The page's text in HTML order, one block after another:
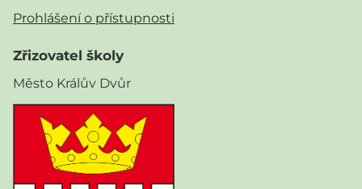
Prohlášení o přístupnosti
Zřizovatel školy
Město Králův Dvůr